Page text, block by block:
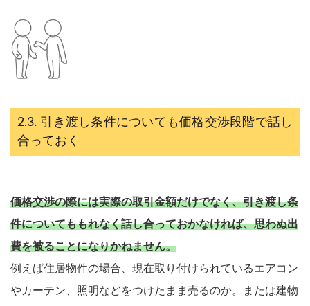
引き渡し条件についても価格交渉段階で話し
合っておく
価格交渉の際には実際の取引金額だけでなく、引き渡し条
件についてももれなく話し合っておかなければ、思わぬ出
費を被ることになりかねません。
例えば住居物件の場合、現在取り付けられているエアコン
やカーテン、照明などをつけたまま売るのか。または建物